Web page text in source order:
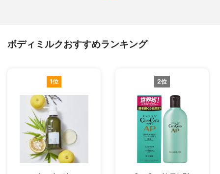
ボディミルクおすすめランキング
1位 2位